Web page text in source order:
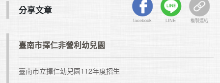
臺南市擇仁非營利幼兒園
臺南市立擇仁幼兒園112年度招生
分享文章
facebook LINE 複製連結